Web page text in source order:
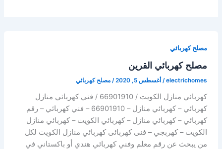
مصلح كهربائي
مصلح كهربائي القرين
electrichomes
/ أغسطس 5, 2020 / مصلح كهربائي
كهربائي منازل الكويت / 66901910 / فني كهربائي منازل
كهربائي – كهربائي منازل – 66901910 – فني كهربائي – رقم
كهربائي – كهربائي منازل – كهربائي الكويت – كهربائي منازل
الكويت – كهربجي – فنى كهربائى كهربائي منازل الكويت لكل
من يبحث عن رقم معلم وفني كهربائي هندي أو باكستاني في